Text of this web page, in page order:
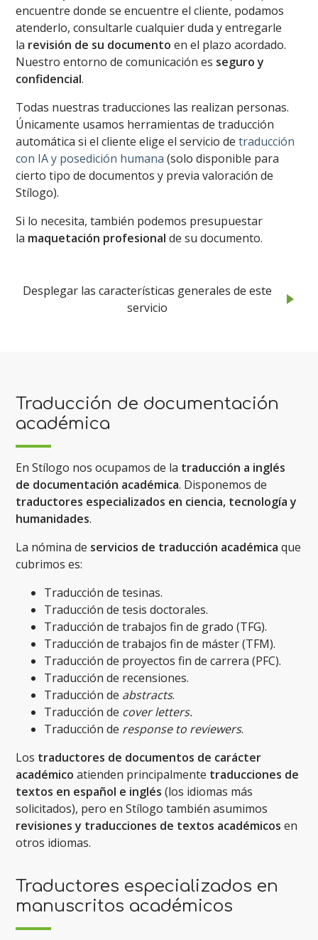
encuentre donde se encuentre el cliente, podamos
atenderlo, consultarle cualquier duda y entregarle
la revisión de su documento en el plazo acordado.
Nuestro entorno de comunicación es seguro y
confidencial.
Todas nuestras traducciones las realizan personas.
Únicamente usamos herramientas de traducción
automática si el cliente elige el servicio detraducción
con IA y posedición humana (solo disponible para
cierto tipo de documentos y previa valoración de
Stílogo).
Si lo necesita, también podemos presupuestar
la maquetación profesional de su documento.
Desplegar las características generales de este
servicio
Traducción de documentación
académica
En Stílogo nos ocupamos de la traducción a inglés
de documentación académica. Disponemos de
traductores especializados en ciencia, tecnología y
humanidades.
La nómina de servicios de traducción académica que
cubrimos es:
Traducción de tesinas.
Traducción de tesis doctorales.
Traducción de trabajos fin de grado (TFG).
Traducción de trabajos fin de máster (TFM).
Traducción de proyectos fin de carrera (PFC).
Traducción de recensiones.
Traducción de abstracts.
Traducción de cover letters.
Traducción de response to reviewers.
Los traductores de documentos de carácter
académico atienden principalmente traducciones de
textos en español e inglés(los idiomas más
solicitados), pero en Stílogo también asumimos
revisiones y traducciones de textos académicosen
otros idiomas.
Traductores especializados en
manuscritos académicos